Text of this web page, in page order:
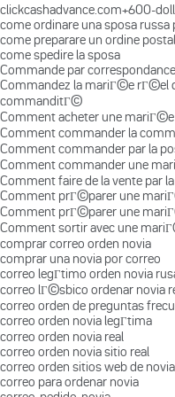
clickcashadvance.com+600-
come ordinare una sposa russa
come preparare un ordine
come spedire la sposa
Commande par
Commandez la mariГ©e rГ©el
commanditГ©
Comment acheter une
Comment commander la
Comment commander par la
Comment commander une
Comment faire de la vente par
Comment prГ©parer une
Comment prГ©parer une
Comment sortir avec une
comprar correo orden novia
comprar una novia por correo
correo legГ­timo orden novia
correo lГ©sbico ordenar novia
correo orden de preguntas
correo orden novia legГ­tima
correo orden novia real
correo orden novia sitio real
correo orden sitios web de
correo para ordenar novia